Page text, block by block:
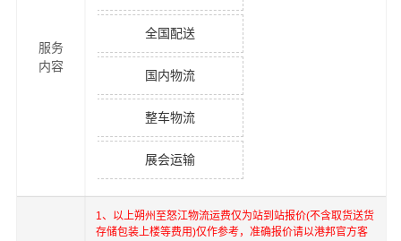
服务
内容
全国配送
国内物流
整车物流
展会运输
1、以上朔州 至怒江物流运费仅为站到站报价(不含取货送货
存储包装上楼等费用)仅作参考，准确报价请以港邦官方客